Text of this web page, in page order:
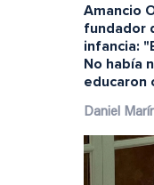
Amancio
fundador
infancia:
No había
educaron
Daniel